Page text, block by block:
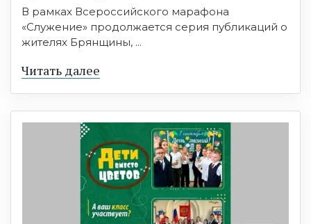
В рамках Всероссийского марафона
«Служение» продолжается серия публикаций о
жителях Брянщины, ...
Читать далее